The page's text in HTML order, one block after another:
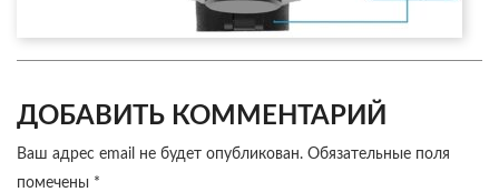
ДОБАВИТЬ КОММЕНТАРИЙ
Ваш адрес email не будет опубликован. Обязательные поля
помечены *